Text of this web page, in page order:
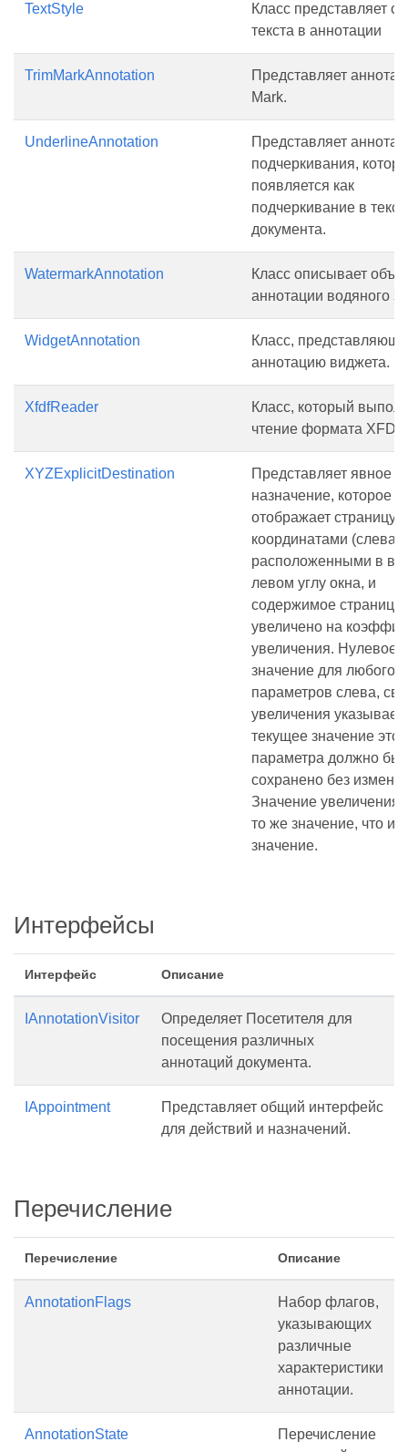
TextStyle
Класс представляет
текста в аннотации
TrimMarkAnnotation
Представляет
Mark.
UnderlineAnnotation
Представляет
подчеркивания,
появляется как
подчеркивание в
документа.
WatermarkAnnotation
Класс описывает
аннотации водяного
WidgetAnnotation
Класс,
аннотацию виджета.
XfdfReader
Класс, который
чтение формата XFDF.
XYZExplicitDestination
Представляет явное
назначение, которое
отображает страницу с
координатами (слева,
расположенными в
левом углу окна, и
содержимое страницы
увеличено на
увеличения. Нулевое
значение для любого
параметров слева,
увеличения указывает,
текущее значение
параметра должно
сохранено без
Значение увеличения
то же значение, что и
значение.
Интерфейсы
Интерфейс Описание
IAnnotationVisitor
Определяет Посетителя для
посещения различных
аннотаций документа.
IAppointment
Представляет общий интерфейс
для действий и назначений.
Перечисление
Перечисление Описание
AnnotationFlags
Набор флагов,
указывающих
различные
характеристики
аннотации.
AnnotationState
Перечисление